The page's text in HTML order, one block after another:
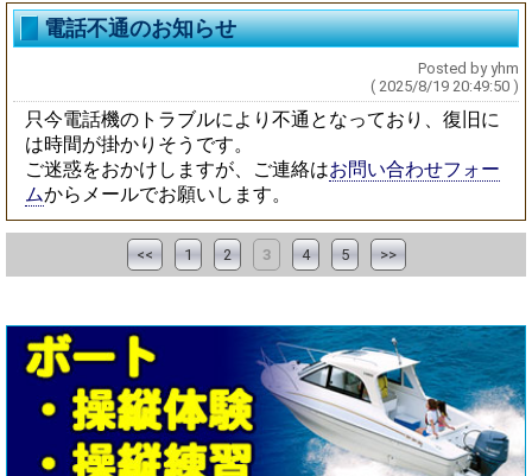
電話不通のお知らせ
Posted by yhm
( 2025/8/19 20:49:50 )
只今電話機のトラブルにより不通となっており、復旧に
は時間が掛かりそうです。
ご迷惑をおかけしますが、ご連絡はお問い合わせフォー
ムからメールでお願いします。
<< 1 2 3 4 5 >>